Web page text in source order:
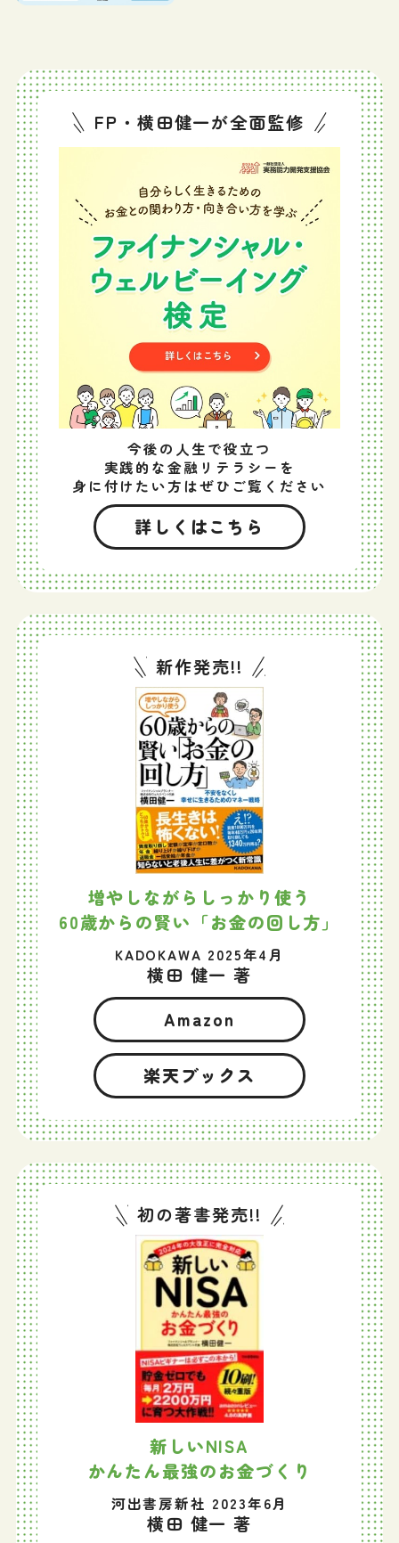
FP・横田健一が全面監修
今後の人生で役立つ
実践的な金融リテラシーを
身に付けたい方はぜひご覧ください
詳しくはこちら
新作発売!!
増やしながらしっかり使う
60歳からの賢い「お金の回し方」
KADOKAWA 2025年4月
横田 健一 著
Amazon
楽天ブックス
初の著書発売!!
新しいNISA
かんたん最強のお金づくり
河出書房新社 2023年6月
横田 健一 著